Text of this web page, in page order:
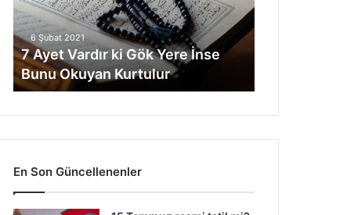
V
d
ı
r
G
k
Y
e
6 Şubat 2021
7 Ayet Vardır ki Gök Yere İnse
Bunu Okuyan Kurtulur
En Son Güncellenenler